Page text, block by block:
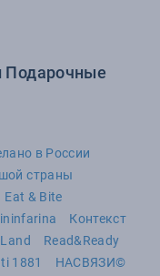
Подарочные
в России
страны
Eat & Bite
Контекст
Read&Ready
1881
НАСВЯЗИ©